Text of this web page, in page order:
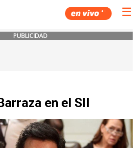
☰
PUBLICIDAD
en el SII